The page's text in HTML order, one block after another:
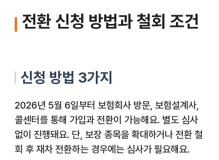
전환 신청 방법과 철회 조건
신청 방법 3가지
2026년 5월 6일부터 보험회사 방문, 보험설계사,
콜센터를 통해 가입과 전환이 가능해요. 별도 심사
없이 진행돼요. 단, 보장 종목을 확대하거나 전환 철
회 후 재차 전환하는 경우에는 심사가 필요해요.